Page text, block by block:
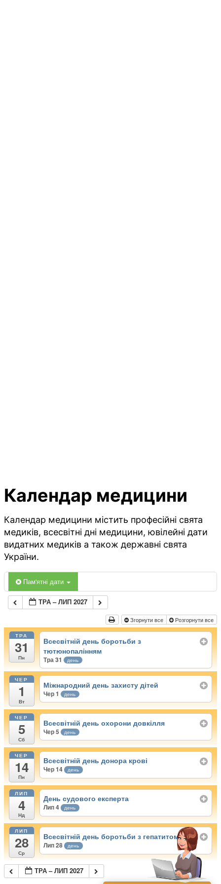
Календар медицини
Календар медицини містить професійні свята
медиків, всесвітні дні медицини, ювілейні дати
видатних медиків а також державні свята
України.
Пам'ятні дати
ТРА – ЛИП 2027
Згорнути все Розгорнути все
ТРА
31
Пн
Всесвітній день боротьби з
тютюнопалінням
Тра 31 день
ЧЕР
1
Вт
Міжнародний день захисту дітей
Чер 1 день
ЧЕР
5
Сб
Всесвітній день охорони довкілля
Чер 5 день
ЧЕР
14
Пн
Всесвітній день донора крові
Чер 14 день
ЛИП
4
Нд
День судового експерта
Лип 4 день
ЛИП
28
Ср
Всесвітній день боротьби з гепатитом
Лип 28 день
ТРА – ЛИП 2027